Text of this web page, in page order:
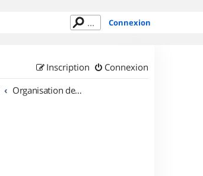
Connexion
Connexion
Inscription
Organisation de sorties en région Franche Comté